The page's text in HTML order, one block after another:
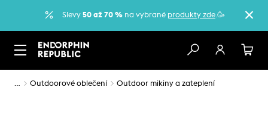
Slevy 50 až 70 % na vybrané produkty zde.🥳
… Outdoorové oblečení Outdoor mikiny a zateplení